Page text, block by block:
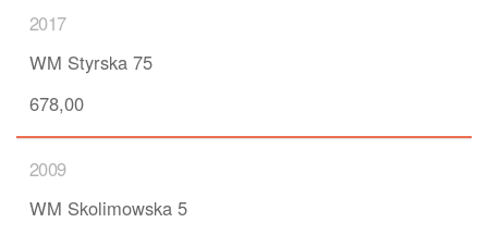
2017
WM Styrska 75
678,00
2009
WM Skolimowska 5